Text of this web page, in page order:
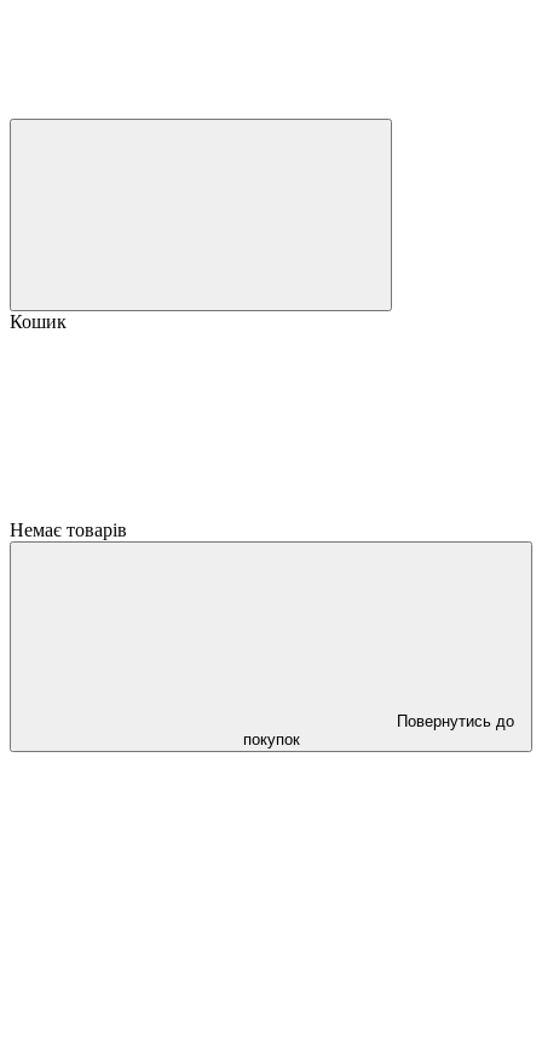
Кошик
Немає товарів
Повернутись до
покупок